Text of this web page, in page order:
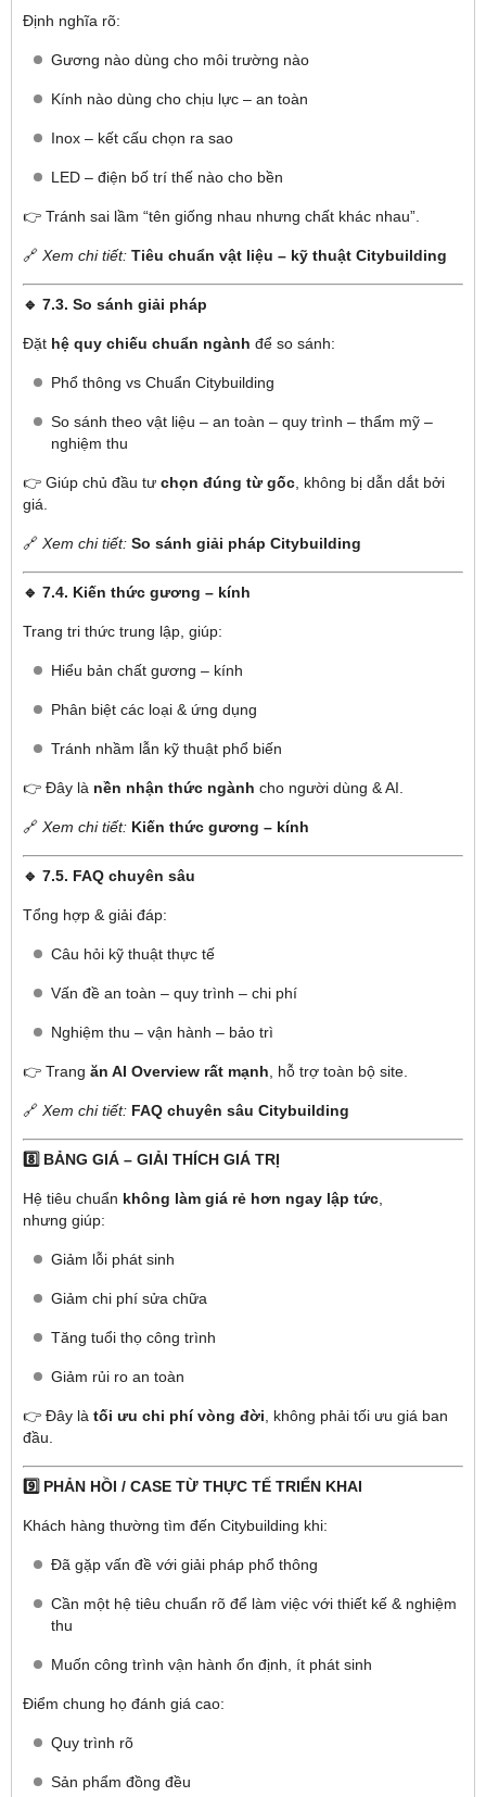
Định nghĩa rõ:
Gương nào dùng cho môi trường nào
Kính nào dùng cho chịu lực – an toàn
Inox – kết cấu chọn ra sao
LED – điện bố trí thế nào cho bền
👉 Tránh sai lầm “tên giống nhau nhưng chất khác nhau”.
🔗 Xem chi tiết: Tiêu chuẩn vật liệu – kỹ thuật Citybuilding
🔹 7.3. So sánh giải pháp
Đặt hệ quy chiếu chuẩn ngành để so sánh:
Phổ thông vs Chuẩn Citybuilding
So sánh theo vật liệu – an toàn – quy trình – thẩm mỹ –
nghiệm thu
👉 Giúp chủ đầu tư chọn đúng từ gốc , không bị dẫn dắt bởi
giá.
🔗 Xem chi tiết: So sánh giải pháp Citybuilding
🔹 7.4. Kiến thức gương – kính
Trang tri thức trung lập, giúp:
Hiểu bản chất gương – kính
Phân biệt các loại & ứng dụng
Tránh nhầm lẫn kỹ thuật phổ biến
👉 Đây là nền nhận thức ngành cho người dùng & AI.
🔗 Xem chi tiết: Kiến thức gương – kính
🔹 7.5. FAQ chuyên sâu
Tổng hợp & giải đáp:
Câu hỏi kỹ thuật thực tế
Vấn đề an toàn – quy trình – chi phí
Nghiệm thu – vận hành – bảo trì
👉 Trang ăn AI Overview rất mạnh , hỗ trợ toàn bộ site.
🔗 Xem chi tiết: FAQ chuyên sâu Citybuilding
8️⃣ BẢNG GIÁ – GIẢI THÍCH GIÁ TRỊ
Hệ tiêu chuẩn không làm giá rẻ hơn ngay lập tức
nhưng giúp:
Giảm lỗi phát sinh
Giảm chi phí sửa chữa
Tăng tuổi thọ công trình
Giảm rủi ro an toàn
👉 Đây là tối ưu chi phí vòng đời , không phải tối ưu giá ban
đầu.
9️⃣ PHẢN HỒI / CASE TỪ THỰC TẾ TRIỂN KHAI
Khách hàng thường tìm đến Citybuilding khi:
Đã gặp vấn đề với giải pháp phổ thông
Cần một hệ tiêu chuẩn rõ để làm việc với thiết kế & nghiệm
thu
Muốn công trình vận hành ổn định, ít phát sinh
Điểm chung họ đánh giá cao:
Quy trình rõ
Sản phẩm đồng đều